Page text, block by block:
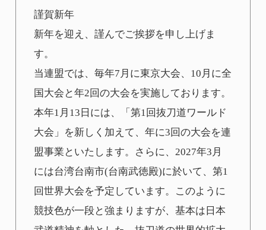
謹賀新年
新年を迎え、謹んでご挨拶を申し上げま
す。
当連盟では、毎年7月に東京大会、10月に全
国大会と年2回の大会を実施しております。
本年1月13日には、「第1回抜刀道ワールド
大会」を新しく加えて、年に3回の大会を連
盟事業といたします。さらに、2027年3月
には台湾台南市(台南武徳殿)に於いて、第1
回世界大会を予定しています。このように
競技色が一段と強まりますが、基本は日本